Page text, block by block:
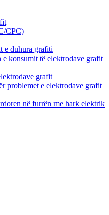
CPC)
e duhura grafiti
konsumit të elektrodave grafit
grafit
problemet e elektrodave grafit
në furrën me hark elektrik